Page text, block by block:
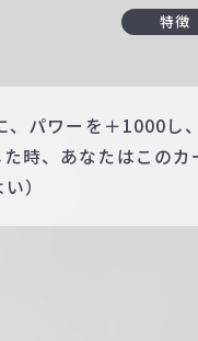
特徴
、パワーを＋1000し
時、あなたはこの
）